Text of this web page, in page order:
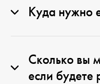
Куда нужно
Сколько вы
если будете